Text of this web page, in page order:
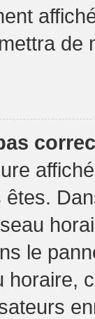
de
le
horaire,